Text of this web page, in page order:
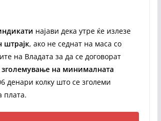
најави дека утре ќе излезе
штрајк, ако не седнат на маса со
на Владата за да се договорат
на минималната
денари колку што се зголеми
плата.